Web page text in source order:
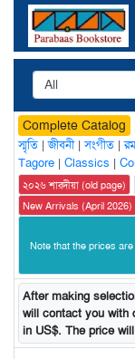
Complete Catalog
স্মৃতি |জীবনী|সংগীত |
Tagore | Classics |
২০২৬ শারদীয়া (old page)
New Arrivals (April 2026)
Note that the prices
After making
will contact you with
in US$. The price